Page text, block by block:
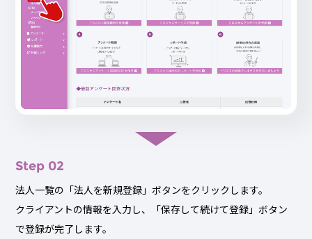
Step 02
法人一覧の「法人を新規登録」ボタンをクリックします。
クライアントの情報を入力し、「保存して続けて登録」ボタン
で登録が完了します。